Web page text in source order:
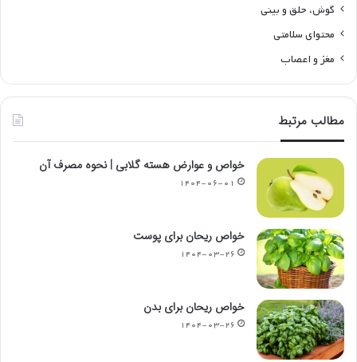
گوش، حلق و بینی
محتوای سلامتی
مغز و اعصاب
مطالب مرتبط
خواص و عوارض هسته گلابی | نحوه مصرف آن
۱۴۰۴-۰۶-۰۱
خواص ریحان برای پوست
۱۴۰۴-۰۳-۲۶
خواص ریحان برای بدن
۱۴۰۴-۰۳-۲۶